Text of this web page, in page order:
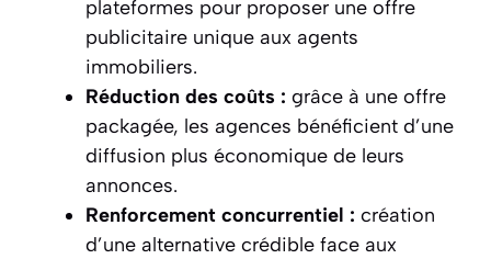
plateformes pour proposer une offre
publicitaire unique aux agents
immobiliers.
Réduction des coûts : grâce à une offre
packagée, les agences bénéficient d’une
diffusion plus économique de leurs
annonces.
Renforcement concurrentiel : création
d’une alternative crédible face aux